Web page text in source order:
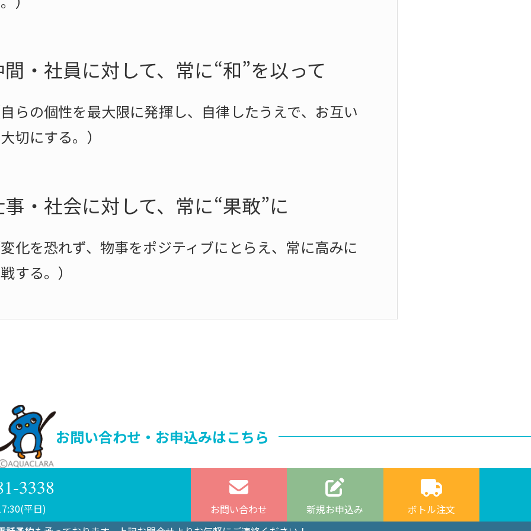
・社員に対して、常に“和”を以って
らの個性を最大限に発揮し、自律したうえで、お互い
切にする。）
・社会に対して、常に“果敢”に
化を恐れず、物事をポジティブにとらえ、常に高みに
する。）
お問い合わせ・お申込みはこちら
3338
平日) お問い合わせ 新規お申込み
ボトル注文